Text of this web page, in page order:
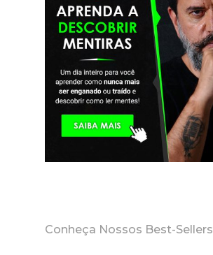
Conheça Nossos Best-Sellers